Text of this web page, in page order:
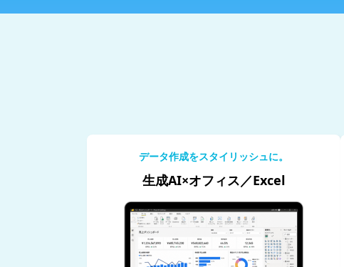
データ作成をスタイリッシュに。
生成AI×オフィス／Excel